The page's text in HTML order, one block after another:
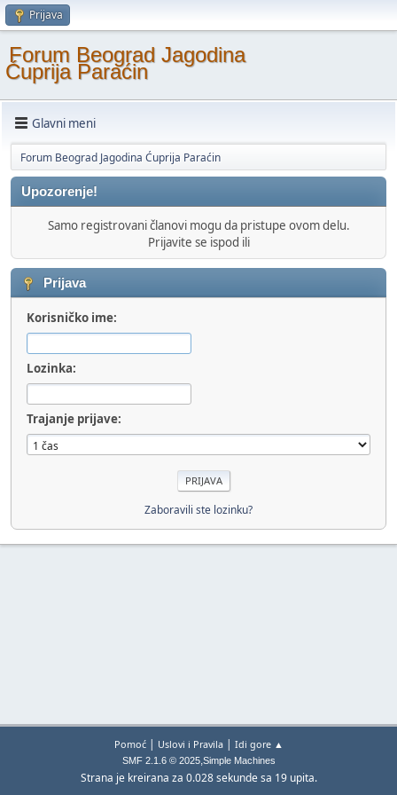
Prijava
Forum Beograd Jagodina
Ćuprija Paraćin
Glavni meni
Forum Beograd Jagodina Ćuprija Paraćin
Upozorenje!
Samo registrovani članovi mogu da pristupe ovom delu.
Prijavite se ispod ili
Prijava
Korisničko ime:
Lozinka:
Trajanje prijave:
Zaboravili ste lozinku?
Pomoć| Uslovi i Pravila| Idi gore ▲
SMF 2.1.6 © 2025,Simple Machines
Strana je kreirana za 0.028 sekunde sa 19 upita.